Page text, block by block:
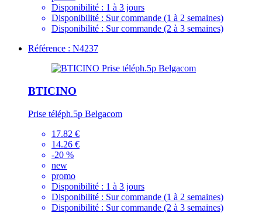
Disponibilité : 1 à 3 jours
Disponibilité : Sur commande (1 à 2 semaines)
Disponibilité : Sur commande (2 à 3 semaines)
Référence : N4237
BTICINO
Prise téléph.5p Belgacom
17.82 €
14.26 €
-20 %
new
promo
Disponibilité : 1 à 3 jours
Disponibilité : Sur commande (1 à 2 semaines)
Disponibilité : Sur commande (2 à 3 semaines)